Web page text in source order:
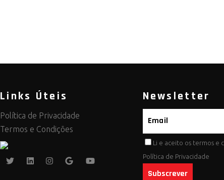
Links Úteis
Política de Privacidade
Termos e Condições
Newsletter
Li e aceito os termos e
Política de Privacidade
Subscrever